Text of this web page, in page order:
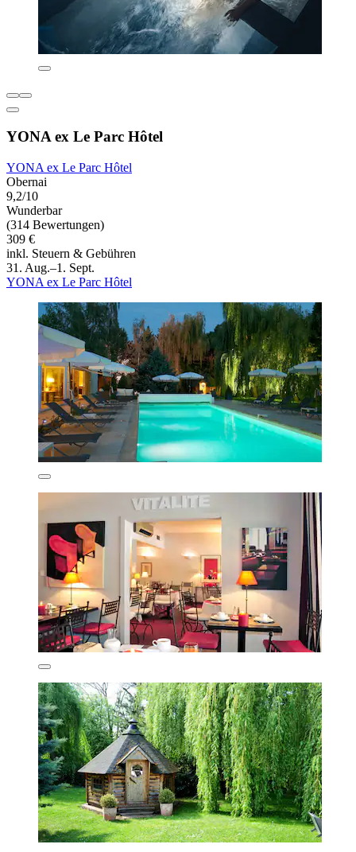
YONA ex Le Parc Hôtel
YONA ex Le Parc Hôtel
Obernai
9,2/10
Wunderbar
(314 Bewertungen)
309 €
inkl. Steuern & Gebühren
31. Aug.–1. Sept.
YONA ex Le Parc Hôtel